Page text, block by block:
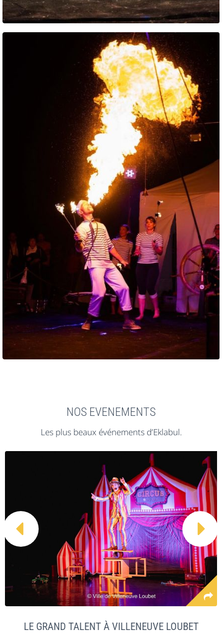
NOS EVENEMENTS
Les plus beaux événements d’Eklabul.
 
LE GRAND TALENT À VILLENEUVE LOUBET